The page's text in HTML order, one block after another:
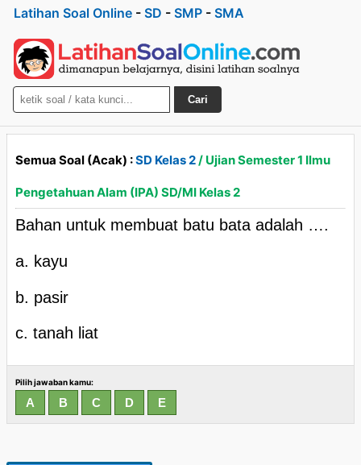
Latihan Soal Online - SD - SMP - SMA
Cari
Semua Soal (Acak) :SD Kelas 2/ Ujian Semester 1 Ilmu
Pengetahuan Alam (IPA) SD/MI Kelas 2
Bahan untuk membuat batu bata adalah ….
a. kayu
b. pasir
c. tanah liat
Pilih jawaban kamu: